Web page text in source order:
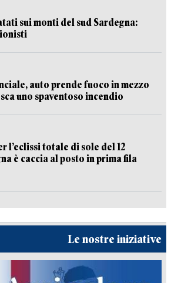
sui monti del sud Sardegna:
auto prende fuoco in mezzo
uno spaventoso incendio
l’eclissi totale di sole del 12
è caccia al posto in prima fila
Le nostre iniziative